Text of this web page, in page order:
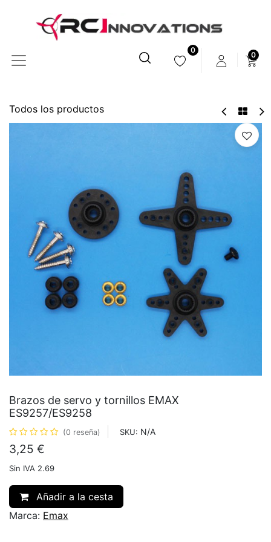
0
0
Todos los productos
Brazos de servo y tornillos EMAX
ES9257/ES9258
(0 reseña) SKU: N/A
3,25 €
Sin IVA 2.69
Añadir a la cesta
Marca: Emax